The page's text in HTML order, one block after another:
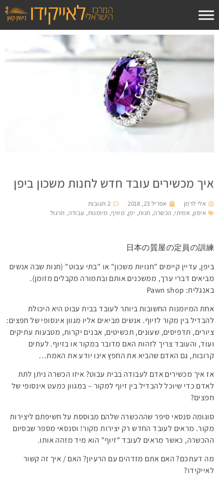
איך מכשירים עובד חדש לחנות משכון ביפן
אלי לרמן אפריל 23, 2018
2 תגובות
אימון, אמיתי, הכשרה, חנות, יפן, מזויף, מיומנות, עבודה, תרגול
日本の質屋の定員の訓練
ביפן, עדיין קיימים "חנויות משכון" או "בתי עבוט" (חנות שבה אנשים
מביאים דברי ערך, ממשכנים אותם ובתמורה מקבלים מזומן).
באנגלית: Pawn shop
אחת המיומנות החשובות ביותר לעובד בבית עבוט היא היכולת
להבדיל בין מקור לזיוף. אנשים מביאים אליו מגוון אינסופי של חפצים:
ציורים, תדפיסים, שעונים, תכשיטים, אבנים יקרות, מטבעות עתיקים
ועוד, והעובד צריך לזהות האם מדובר במקור או בזיוף. לעתים
קרובות, גם האדם שהביא את החפץ אינו יודע את האמת…
אז איך מכשירים אדם לעבודה בבית עבוט? איזו הכשרה ניתן לתת
לאדם כדי שיוכל להבדיל בין זיוף למקור – במגוון כמעט אינסופי של
חפצים?
סוגומה סנסאי סיפר שההכשרה שלהם מבוססת על חשיפתם ליצירות
מקור. מראים לעובד החדש רק יצירות מקור! וסנסאי מספר שבסיום
ההכשרה, כאשר מראים לעובד "זיוף" הוא מיד מזהה אותו.
מה דעתכם? האם אתם מזדהים עם הרעיון? האם / איך זה קשור
לאייקידו?